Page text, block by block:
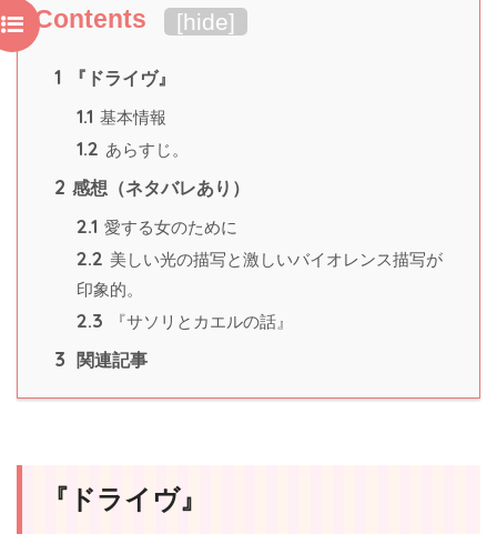
Contents [hide]
1 『ドライヴ』
1.1 基本情報
1.2 あらすじ。
2 感想（ネタバレあり）
2.1 愛する女のために
2.2 美しい光の描写と激しいバイオレンス描写が
印象的。
2.3 『サソリとカエルの話』
3 関連記事
『ドライヴ』